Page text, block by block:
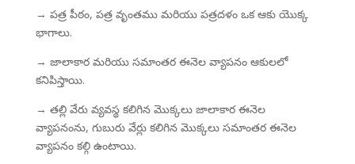
→ పత్ర పీఠం, పత్ర వృంతము మరియు పత్రదళం ఒక ఆకు యొక్క
భాగాలు.
→ జాలాకార మరియు సమాంతర ఈనెల వ్యాపనం ఆకులలో
కనిపిస్తాయి.
→ తల్లి వేరు వ్యవస్థ కలిగిన మొక్కలు జాలాకార ఈనెల
వ్యాపనంను, గుబురు వేర్లు కలిగిన మొక్కలు సమాంతర ఈనెల
వ్యాపనం కల్గి ఉంటాయి.